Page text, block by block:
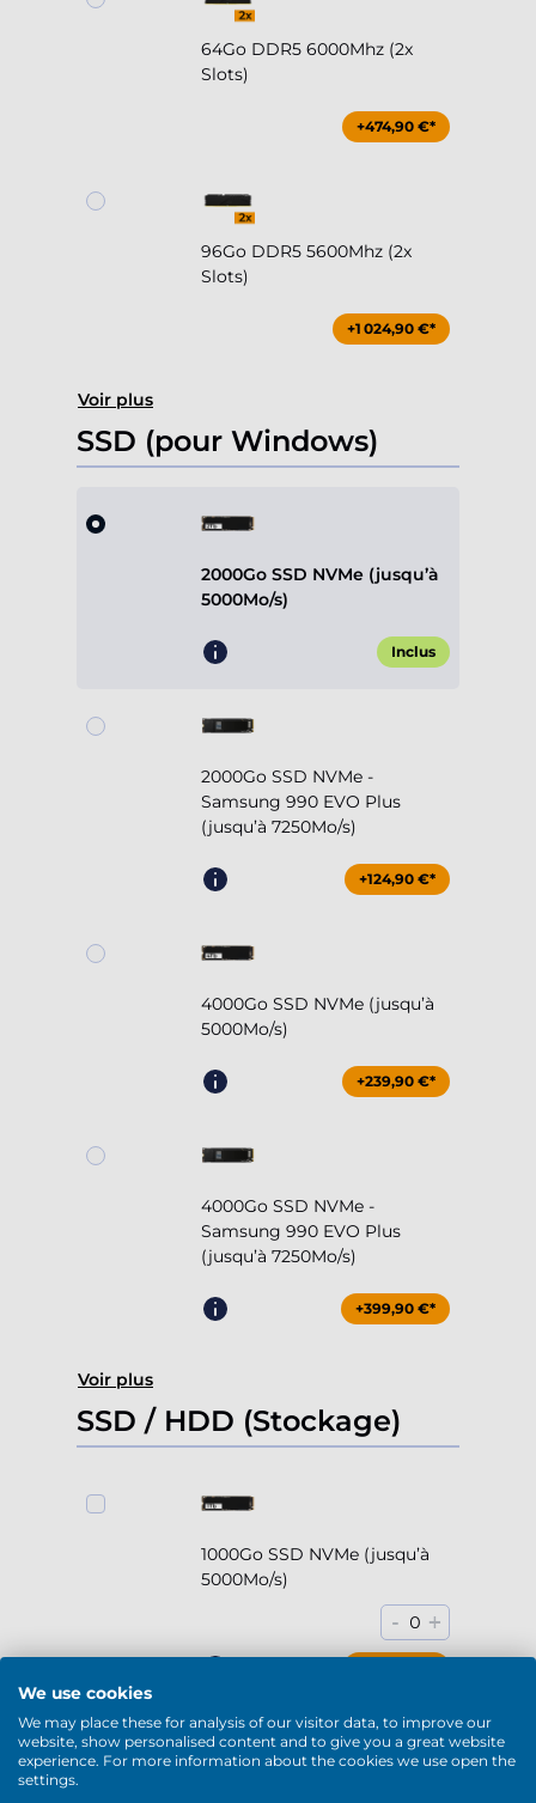
64Go DDR5 6000Mhz (2x
Slots)
+474,90 €*
96Go DDR5 5600Mhz (2x
Slots)
+1 024,90 €*
Voir plus
SSD (pour Windows)
2000Go SSD NVMe (jusqu’à
5000Mo/s)
Inclus
2000Go SSD NVMe -
Samsung 990 EVO Plus
(jusqu’à 7250Mo/s)
+124,90 €*
4000Go SSD NVMe (jusqu’à
5000Mo/s)
+239,90 €*
4000Go SSD NVMe -
Samsung 990 EVO Plus
(jusqu’à 7250Mo/s)
+399,90 €*
Voir plus
SSD / HDD (Stockage)
1000Go SSD NVMe (jusqu’à
5000Mo/s)
- 0 +
We use cookies
We may place these for analysis of our visitor data, to improve our
website, show personalised content and to give you a great website
experience. For more information about the cookies we use open the
settings.